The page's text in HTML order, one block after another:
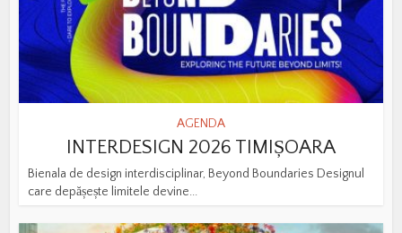
AGENDA
INTERDESIGN 2026 TIMIȘOARA
Bienala de design interdisciplinar, Beyond Boundaries Designul
care depășește limitele devine...